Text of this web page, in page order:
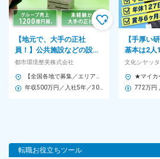
■知識・技術を身につけたい
■体を動かすことが好き
◎女性歓迎 ※ポジティブ・アクション
定めのない労働契約の対象として募集
いてざっくばらんにお話しできればと思
【地元で、大手の正社
員！】公共施設などの設備
を、チェックシートに沿っ
て点検・確認する仕事で
す。
都市環境整美株式会社
【手厚い
基本は2人
シャッタ
ンテナン
転職お役立ちツール